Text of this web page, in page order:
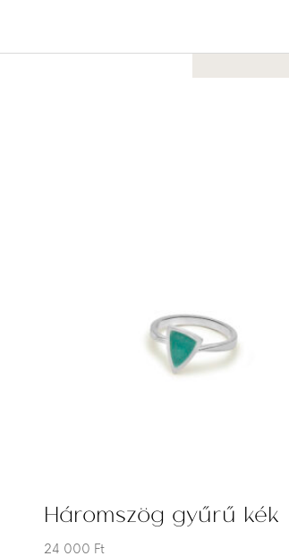
Háromszög gyűrű kék
24 000 Ft